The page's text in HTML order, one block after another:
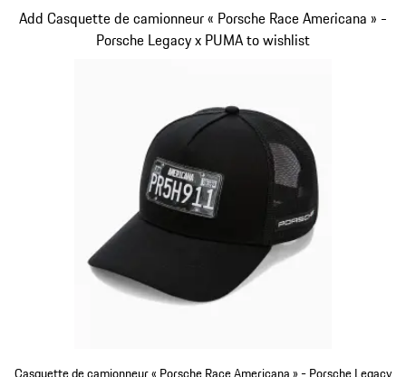
Add Casquette de camionneur « Porsche Race Americana » -
Porsche Legacy x PUMA to wishlist
Diapositive 3 sur 10